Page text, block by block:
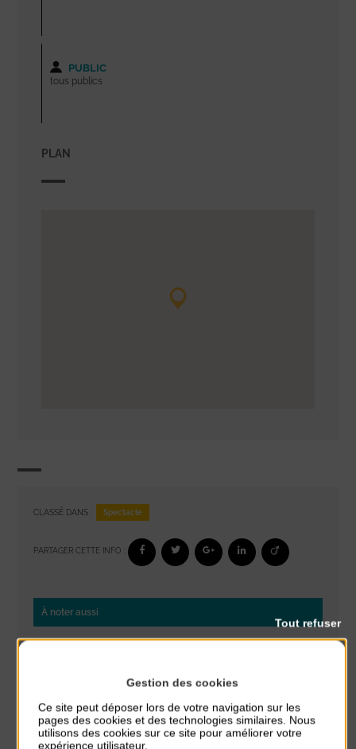
PUBLIC
tous publics
PLAN
CLASSÉ DANS : Spectacle
PARTAGER CETTE INFO :
À noter aussi
Place du Général de Gaulle
Concert
du 9 Août au 9 Août
Place du Général de Gaulle
Gestion des cookies
Ce site peut déposer lors de votre navigation sur les
pages des cookies et des technologies similaires. Nous
utilisons des cookies sur ce site pour améliorer votre
expérience utilisateur.
Tout refuser